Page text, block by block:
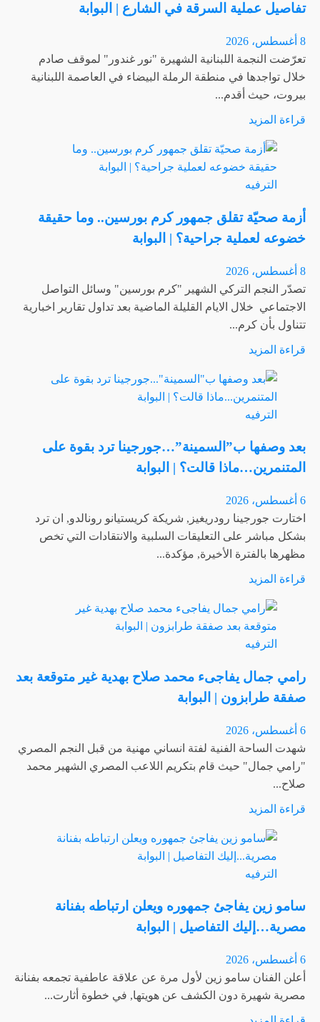
ماذا
شلبي؟
صحية
تفاصيل عملية السرقة في الشارع | البوابة
8 أغسطس، 2026
تعرّضت النجمة اللبنانية الشهيرة "نور غندور" لموقف صادم
خلال تواجدها في منطقة الرملة البيضاء في العاصمة اللبنانية
بيروت، حيث أقدم...
قراءة المزيد
عن
نور
غندور
تتعرّض
لحادث
صادم
اليك
تفاصيل
عملية
الشارع
|
البوابة
الترفيه
أزمة صحيّة تقلق جمهور كرم بورسين.. وما حقيقة
خضوعه لعملية جراحية؟ | البوابة
8 أغسطس، 2026
تصدّر النجم التركي الشهير "كرم بورسين" وسائل التواصل
الاجتماعي خلال الايام القليلة الماضية بعد تداول تقارير اخبارية
تتناول بأن كرم...
قراءة المزيد
عن
أزمة
صحيّة
جمهور
كرم
حقيقة
خضوعه
لعملية
البوابة
الترفيه
بعد وصفها ب”السمينة”…جورجينا ترد بقوة على
المتنمرين…ماذا قالت؟ | البوابة
6 أغسطس، 2026
اختارت جورجينا رودريغيز, شريكة كريستيانو رونالدو, ان ترد
بشكل مباشر على التعليقات السلبية والانتقادات التي تخص
مظهرها بالفترة الأخيرة, مؤكدة...
قراءة المزيد
عن
بعد
وصفها
ب”السمينة”…
جورجينا
ترد
المتنمرين…
ماذا
الترفيه
رامي جمال يفاجىء محمد صلاح بهدية غير متوقعة بعد
صفقة طرابزون | البوابة
6 أغسطس، 2026
شهدت الساحة الفنية لفتة انساني مهنية من قبل النجم المصري
"رامي جمال" حيث قام بتكريم اللاعب المصري الشهير محمد
صلاح...
قراءة المزيد
عن
رامي
جمال
يفاجىء
محمد
صلاح
متوقعة
بعد
الترفيه
سامو زين يفاجئ جمهوره ويعلن ارتباطه بفنانة
مصرية…إليك التفاصيل | البوابة
6 أغسطس، 2026
أعلن الفنان سامو زين لأول مرة عن علاقة عاطفية تجمعه بفنانة
مصرية شهيرة دون الكشف عن هويتها, في خطوة أثارت...